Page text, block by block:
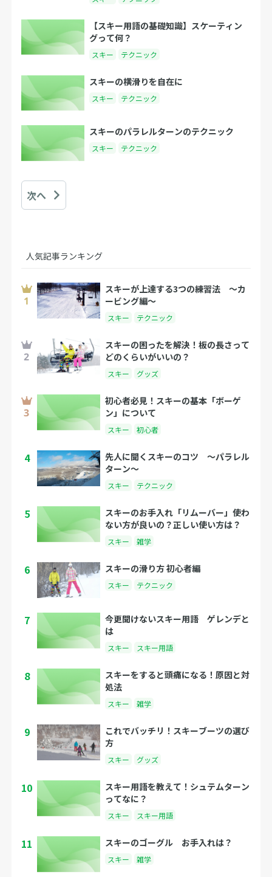
【スキー用語の基礎知識】スケーティン
グって何？
スキー テクニック
スキーの横滑りを自在に
スキー テクニック
スキーのパラレルターンのテクニック
スキー テクニック
次へ
人気記事ランキング
スキーが上達する3つの練習法 〜カ
ービング編〜
スキー テクニック
スキーの困ったを解決！板の長さって
どのくらいがいいの？
スキー グッズ
初心者必見！スキーの基本「ボーゲ
ン」について
スキー 初心者
4
先人に聞くスキーのコツ 〜パラレル
ターン〜
スキー テクニック
5
スキーのお手入れ「リムーバー」使わ
ない方が良いの？正しい使い方は？
スキー 雑学
6 スキーの滑り方 初心者編
スキー テクニック
7
今更聞けないスキー用語 ゲレンデと
は
スキー スキー用語
8
スキーをすると頭痛になる！原因と対
処法
スキー 雑学
9
これでバッチリ！スキーブーツの選び
方
スキー グッズ
10
スキー用語を教えて！シュテムターン
ってなに？
スキー スキー用語
11 スキーのゴーグル お手入れは？
スキー 雑学